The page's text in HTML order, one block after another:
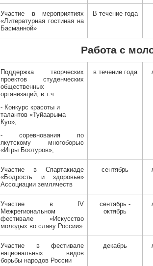
Участие в мероприятиях
«Литературная гостиная на
Басманной»
В течение года
Работа с
Поддержка творческих
проектов студенческих
общественных
организаций, в т.ч
- Конкурс красоты и
талантов «Туйаарыма
Куо»;
- соревнования по
якутскому многоборью
«Игры Боотуров»;
в течение года
Участие в Спартакиаде
«Бодрость и здоровье»
Ассоциации землячеств
сентябрь
Участие в I V
Межрегиональном
фестивале «Искусство
молодых во славу России»
сентябрь -
октябрь
Участие в фестивале
национальных видов
борьбы народов России
декабрь